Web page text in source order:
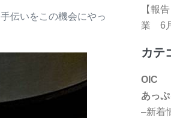
伝いをこの機会にやっ
【報
業 6
カテ
OIC
あっ
–新着